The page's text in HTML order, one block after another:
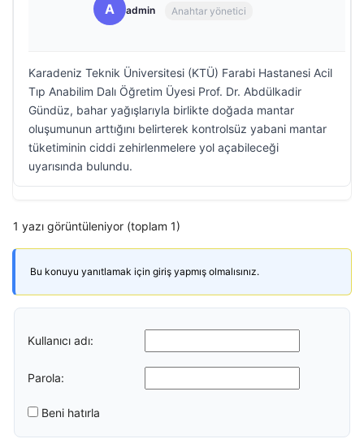
A admin Anahtar yönetici
Karadeniz Teknik Üniversitesi (KTÜ) Farabi Hastanesi Acil
Tıp Anabilim Dalı Öğretim Üyesi Prof. Dr. Abdülkadir
Gündüz, bahar yağışlarıyla birlikte doğada mantar
oluşumunun arttığını belirterek kontrolsüz yabani mantar
tüketiminin ciddi zehirlenmelere yol açabileceği
uyarısında bulundu.
1 yazı görüntüleniyor (toplam 1)
Bu konuyu yanıtlamak için giriş yapmış olmalısınız.
Kullanıcı adı:
Parola:
Beni hatırla